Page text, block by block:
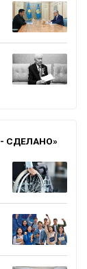
СДЕЛАНО»